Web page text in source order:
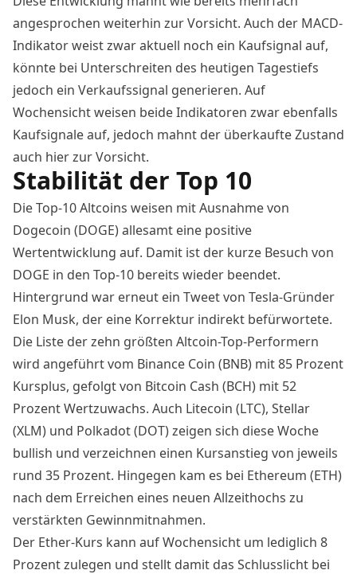
angesprochen weiterhin zur Vorsicht. Auch der MACD-
Indikator weist zwar aktuell noch ein Kaufsignal auf,
könnte bei Unterschreiten des heutigen Tagestiefs
jedoch ein Verkaufssignal generieren. Auf
Wochensicht weisen beide Indikatoren zwar ebenfalls
Kaufsignale auf, jedoch mahnt der überkaufte Zustand
auch hier zur Vorsicht.
Stabilität der Top 10
Die Top-10 Altcoins weisen mit Ausnahme von
Dogecoin (DOGE) allesamt eine positive
Wertentwicklung auf. Damit ist der kurze Besuch von
DOGE in den Top-10 bereits wieder beendet.
Hintergrund war erneut ein Tweet von Tesla-Gründer
Elon Musk, der eine Korrektur indirekt befürwortete.
Die Liste der zehn größten Altcoin-Top-Performern
wird angeführt vom Binance Coin (BNB) mit 85 Prozent
Kursplus, gefolgt von Bitcoin Cash (BCH) mit 52
Prozent Wertzuwachs. Auch Litecoin (LTC), Stellar
(XLM) und Polkadot (DOT) zeigen sich diese Woche
bullish und verzeichnen einen Kursanstieg von jeweils
rund 35 Prozent. Hingegen kam es bei Ethereum (ETH)
nach dem Erreichen eines neuen Allzeithochs zu
verstärkten Gewinnmitnahmen.
Der Ether-Kurs kann auf Wochensicht um lediglich 8
Prozent zulegen und stellt damit das Schlusslicht bei